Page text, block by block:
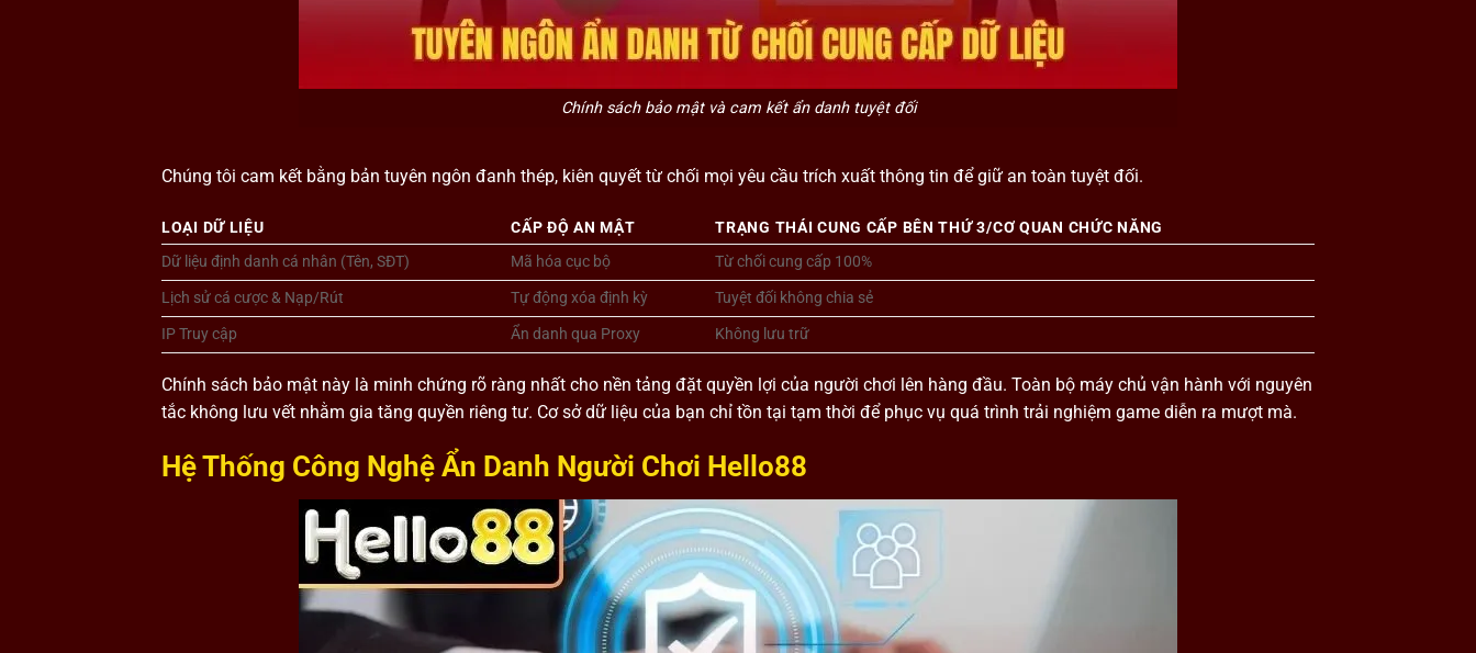
Chính sách bảo mật và cam kết ẩn danh tuyệt đối
Chúng tôi cam kết bằng bản tuyên ngôn đanh thép, kiên quyết từ chối mọi yêu cầu trích xuất thông tin để giữ an toàn tuyệt đối.
LOẠI DỮ LIỆU CẤP ĐỘ AN MẬT
TRẠNG THÁI CUNG CẤP BÊN THỨ 3/CƠ QUAN CHỨC NĂNG
Dữ liệu định danh cá nhân (Tên, SĐT)
Mã hóa cục bộ
Từ chối cung cấp 100%
Lịch sử cá cược & Nạp/Rút
Tự động xóa định kỳ
Tuyệt đối không chia sẻ
IP Truy cập
Ẩn danh qua Proxy Không lưu trữ
Chính sách bảo mật này là minh chứng rõ ràng nhất cho nền tảng đặt quyền lợi của người chơi lên hàng đầu. Toàn bộ máy chủ vận hành với nguyên
tắc không lưu vết nhằm gia tăng quyền riêng tư. Cơ sở dữ liệu của bạn chỉ tồn tại tạm thời để phục vụ quá trình trải nghiệm game diễn ra mượt mà.
Hệ Thống Công Nghệ Ẩn Danh Người Chơi Hello88